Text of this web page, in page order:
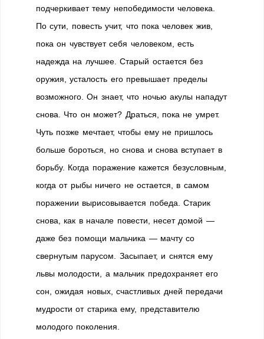
подчеркивает тему непобедимости человека.
По сути, повесть учит, что пока человек жив,
пока он чувствует себя человеком, есть
надежда на лучшее. Старый остается без
оружия, усталость его превышает пределы
возможного. Он знает, что ночью акулы нападут
снова. Что он может? Драться, пока не умрет.
Чуть позже мечтает, чтобы ему не пришлось
больше бороться, но снова и снова вступает в
борьбу. Когда поражение кажется безусловным,
когда от рыбы ничего не остается, в самом
поражении вырисовывается победа. Старик
снова, как в начале повести, несет домой —
даже без помощи мальчика — мачту со
свернутым парусом. Засыпает, и снятся ему
львы молодости, а мальчик предохраняет его
сон, ожидая новых, счастливых дней передачи
мудрости от старика ему, представителю
молодого поколения.